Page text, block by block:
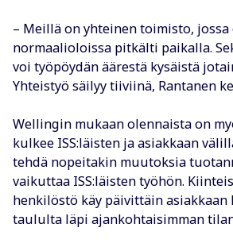
– Meillä on yhteinen toimisto, jossa
normaalioloissa pitkälti paikalla.
voi työpöydän äärestä kysäistä
Yhteistyö säilyy tiiviinä, Rantanen
Wellingin mukaan olennaista on
kulkee ISS:läisten ja asiakkaan
tehdä nopeitakin muutoksia
vaikuttaa ISS:läisten työhön.
henkilöstö käy päivittäin asiakkaan
taululta läpi ajankohtaisimman